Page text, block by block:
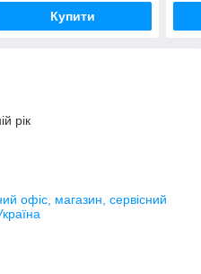
Купити
рік
офіс, магазин, сервісний